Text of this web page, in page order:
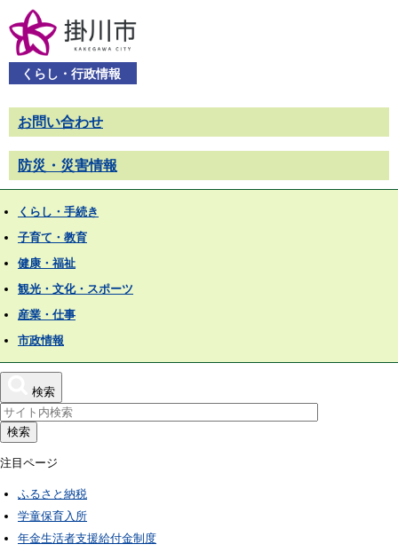
くらし・行政情報
お問い合わせ
防災・災害情報
くらし・手続き
子育て・教育
健康・福祉
観光・文化・スポーツ
産業・仕事
市政情報
検索
検索
注目ページ
ふるさと納税
学童保育入所
年金生活者支援給付金制度